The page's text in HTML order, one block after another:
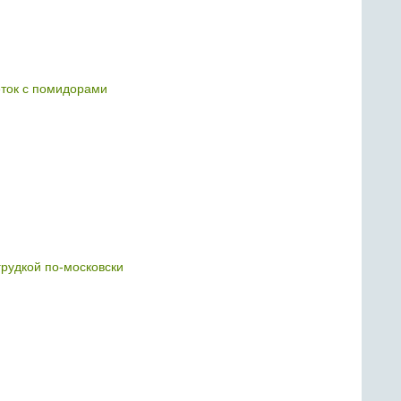
с помидорами
по-московски